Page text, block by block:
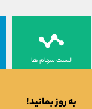
لیست سهام ها
به روز بمانید!